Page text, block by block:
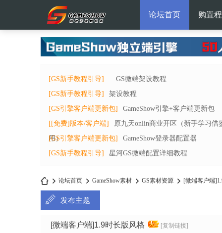
论坛首页 购置
[GS新手教程引导]
GS微端架设教程
[GS新手教程引导]
架设教程
[GS引擎客户端更新包]
GameShow引擎+客户端更新包
[[免费]版本/客户端]
原九天onlin商业开区（新手学习借
用）
[GS引擎客户端更新包]
GameShow登录器配置器
[GS新手教程引导]
星河GS微端配置详细教程
»
论坛首页
›
GameShow素材
›
GS素材资源
›
[微端客户端
发布主题
[微端客户端]1.9时长版风格 [复制链接]